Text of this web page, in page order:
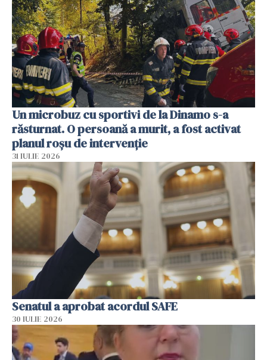
Un microbuz cu sportivi de la Dinamo s-a
răsturnat. O persoană a murit, a fost activat
planul roșu de intervenție
31 IULIE 2026
Senatul a aprobat acordul SAFE
30 IULIE 2026